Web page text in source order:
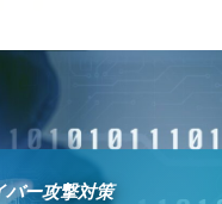
バー攻撃対策